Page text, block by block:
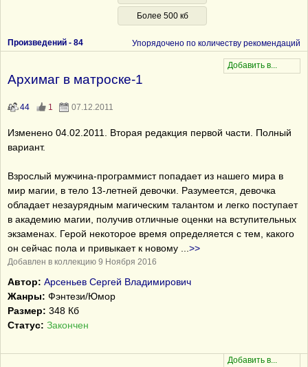
Более 500 кб
Произведений - 84 Упорядочено по количеству рекомендаций
Архимаг в матроске-1
44 1 07.12.2011
Изменено 04.02.2011. Вторая редакция первой части. Полный
вариант.
Взрослый мужчина-программист попадает из нашего мира в
мир магии, в тело 13-летней девочки. Разумеется, девочка
обладает незаурядным магическим талантом и легко поступает
в академию магии, получив отличные оценки на вступительных
экзаменах. Герой некоторое время определяется с тем, какого
он сейчас пола и привыкает к новому
>>
Добавлен в коллекцию 9 Ноября 2016
Автор: Арсеньев Сергей Владимирович
Жанры: Фэнтези/Юмор
Размер: 348 Кб
Статус: Закончен